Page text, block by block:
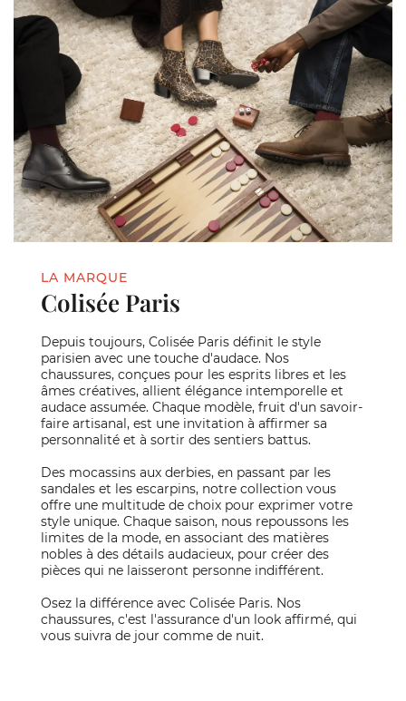
LA MARQUE
Colisée Paris
Depuis toujours, Colisée Paris définit le style
parisien avec une touche d'audace. Nos
chaussures, conçues pour les esprits libres et les
âmes créatives, allient élégance intemporelle et
audace assumée. Chaque modèle, fruit d'un savoir-
faire artisanal, est une invitation à affirmer sa
personnalité et à sortir des sentiers battus.
Des mocassins aux derbies, en passant par les
sandales et les escarpins, notre collection vous
offre une multitude de choix pour exprimer votre
style unique. Chaque saison, nous repoussons les
limites de la mode, en associant des matières
nobles à des détails audacieux, pour créer des
pièces qui ne laisseront personne indifférent.
Osez la différence avec Colisée Paris. Nos
chaussures, c'est l'assurance d'un look affirmé, qui
vous suivra de jour comme de nuit.